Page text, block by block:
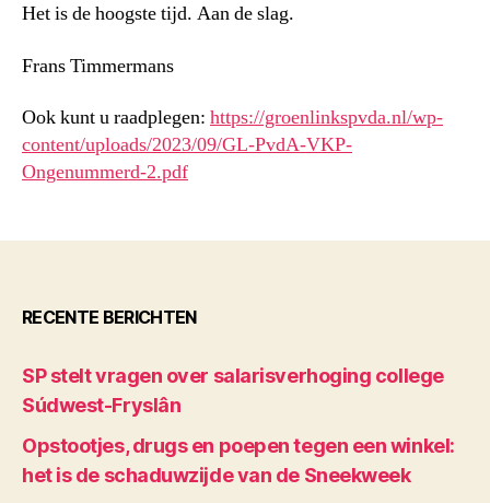
Het is de hoogste tijd. Aan de slag.
Frans Timmermans
Ook kunt u raadplegen: https://groenlinkspvda.nl/wp-
content/uploads/2023/09/GL-PvdA-VKP-
Ongenummerd-2.pdf
RECENTE BERICHTEN
SP stelt vragen over salarisverhoging college
Súdwest-Fryslân
Opstootjes, drugs en poepen tegen een winkel:
het is de schaduwzijde van de Sneekweek